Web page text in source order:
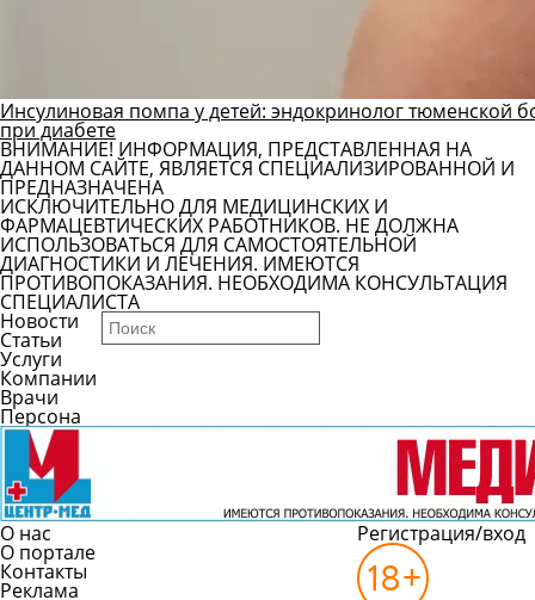
Инсулиновая помпа у детей: эндокринолог тюменской
при диабете
ВНИМАНИЕ! ИНФОРМАЦИЯ, ПРЕДСТАВЛЕННАЯ НА
ДАННОМ САЙТЕ, ЯВЛЯЕТСЯ СПЕЦИАЛИЗИРОВАННОЙ И
ПРЕДНАЗНАЧЕНА
ИСКЛЮЧИТЕЛЬНО ДЛЯ МЕДИЦИНСКИХ И
ФАРМАЦЕВТИЧЕСКИХ РАБОТНИКОВ. НЕ ДОЛЖНА
ИСПОЛЬЗОВАТЬСЯ ДЛЯ САМОСТОЯТЕЛЬНОЙ
ДИАГНОСТИКИ И ЛЕЧЕНИЯ. ИМЕЮТСЯ
ПРОТИВОПОКАЗАНИЯ. НЕОБХОДИМА КОНСУЛЬТАЦИЯ
СПЕЦИАЛИСТА
Новости
Статьи
Услуги
Компании
Врачи
Персона
О нас
О портале
Контакты
Реклама
Регистрация/вход